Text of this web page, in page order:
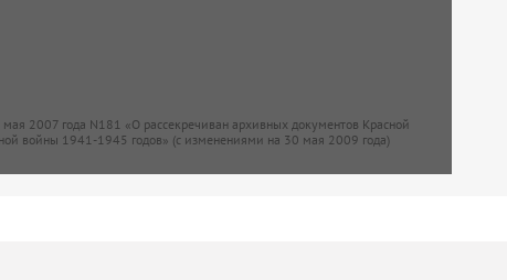
2007 года N181 «О рассекречиван архивных документов Красной
войны 1941-1945 годов» (с изменениями на 30 мая 2009 года)